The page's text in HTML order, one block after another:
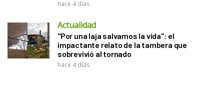
hace 4 días
Actualidad
"Por una laja salvamos la vida": el
impactante relato de la tambera que
sobrevivió al tornado
hace 4 días